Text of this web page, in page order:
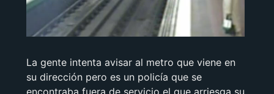
La gente intenta avisar al metro que viene en
su dirección pero es un policía que se
encontraba fuera de servicio el que arriesga su